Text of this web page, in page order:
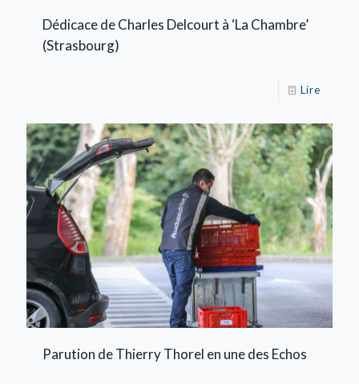
Dédicace de Charles Delcourt à ‘La Chambre’
(Strasbourg)
Lire
Parution de Thierry Thorel en une des Echos